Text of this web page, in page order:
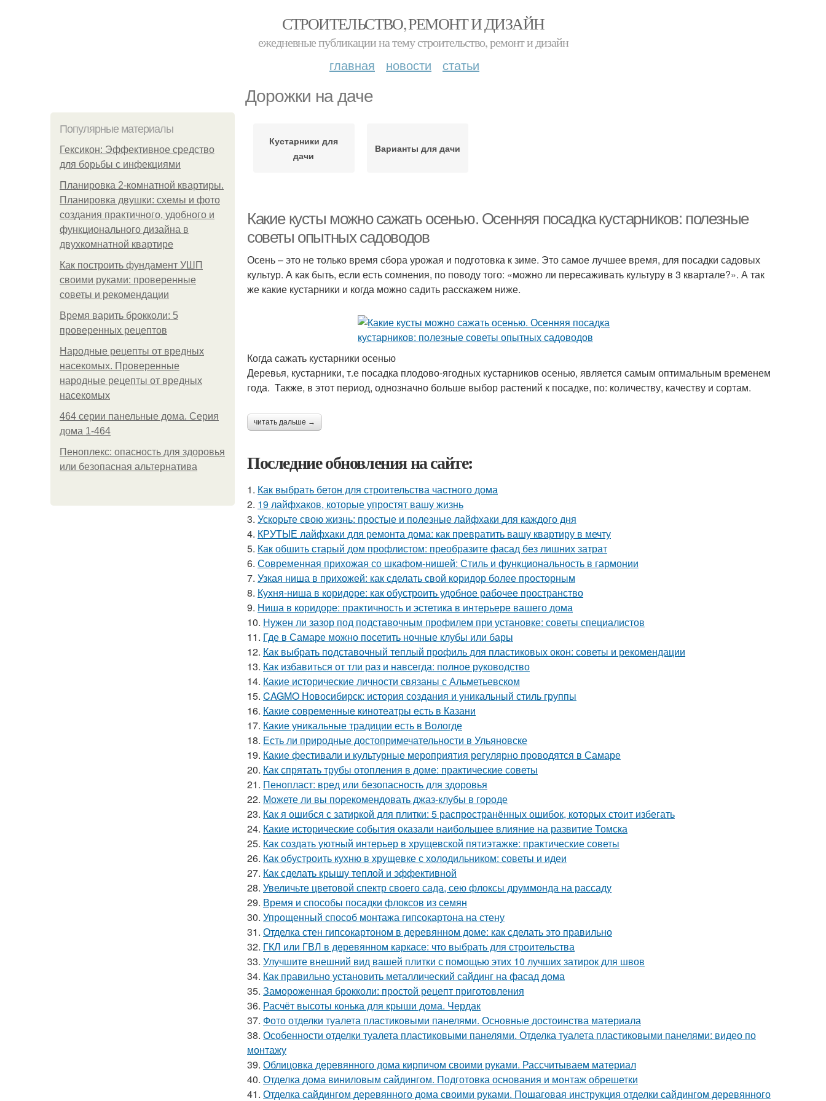
СТРОИТЕЛЬСТВО, РЕМОНТ И ДИЗАЙН
ежедневные публикации на тему строительство, ремонт и дизайн
главная новости статьи
Дорожки на даче
Популярные материалы
Гексикон: Эффективное средство
для борьбы с инфекциями
Планировка 2-комнатной квартиры.
Планировка двушки: схемы и фото
создания практичного, удобного и
функционального дизайна в
двухкомнатной квартире
Как построить фундамент УШП
своими руками: проверенные
советы и рекомендации
Время варить брокколи: 5
проверенных рецептов
Народные рецепты от вредных
насекомых. Проверенные
народные рецепты от вредных
насекомых
464 серии панельные дома. Серия
дома 1-464
Пеноплекс: опасность для здоровья
или безопасная альтернатива
Кустарники для
дачи
Варианты для дачи
Какие кусты можно сажать осенью. Осенняя посадка кустарников: полезные
советы опытных садоводов
Осень – это не только время сбора урожая и подготовка к зиме. Это самое лучшее время, для посадки садовых
культур. А как быть, если есть сомнения, по поводу того: «можно ли пересаживать культуру в 3 квартале?». А так
же какие кустарники и когда можно садить расскажем ниже.
Когда сажать кустарники осенью
Деревья, кустарники, т.е посадка плодово-ягодных кустарников осенью, является самым оптимальным временем
года. Также, в этот период, однозначно больше выбор растений к посадке, по: количеству, качеству и сортам.
читать дальше →
Последние обновления на сайте:
1. Как выбрать бетон для строительства частного дома
2. 19 лайфхаков, которые упростят вашу жизнь
3. Ускорьте свою жизнь: простые и полезные лайфхаки для каждого дня
4. КРУТЫЕ лайфхаки для ремонта дома: как превратить вашу квартиру в мечту
5. Как обшить старый дом профлистом: преобразите фасад без лишних затрат
6. Современная прихожая со шкафом-нишей: Стиль и функциональность в гармонии
7. Узкая ниша в прихожей: как сделать свой коридор более просторным
8. Кухня-ниша в коридоре: как обустроить удобное рабочее пространство
9. Ниша в коридоре: практичность и эстетика в интерьере вашего дома
10. Нужен ли зазор под подставочным профилем при установке: советы специалистов
11. Где в Самаре можно посетить ночные клубы или бары
12. Как выбрать подставочный теплый профиль для пластиковых окон: советы и рекомендации
13. Как избавиться от тли раз и навсегда: полное руководство
14. Какие исторические личности связаны с Альметьевском
15. CAGMO Новосибирск: история создания и уникальный стиль группы
16. Какие современные кинотеатры есть в Казани
17. Какие уникальные традиции есть в Вологде
18. Есть ли природные достопримечательности в Ульяновске
19. Какие фестивали и культурные мероприятия регулярно проводятся в Самаре
20. Как спрятать трубы отопления в доме: практические советы
21. Пенопласт: вред или безопасность для здоровья
22. Можете ли вы порекомендовать джаз-клубы в городе
23. Как я ошибся с затиркой для плитки: 5 распространённых ошибок, которых стоит избегать
24. Какие исторические события оказали наибольшее влияние на развитие Томска
25. Как создать уютный интерьер в хрущевской пятиэтажке: практические советы
26. Как обустроить кухню в хрущевке с холодильником: советы и идеи
27. Как сделать крышу теплой и эффективной
28. Увеличьте цветовой спектр своего сада, сею флоксы друммонда на рассаду
29. Время и способы посадки флоксов из семян
30. Упрощенный способ монтажа гипсокартона на стену
31. Отделка стен гипсокартоном в деревянном доме: как сделать это правильно
32. ГКЛ или ГВЛ в деревянном каркасе: что выбрать для строительства
33. Улучшите внешний вид вашей плитки с помощью этих 10 лучших затирок для швов
34. Как правильно установить металлический сайдинг на фасад дома
35. Замороженная брокколи: простой рецепт приготовления
36. Расчёт высоты конька для крыши дома. Чердак
37. Фото отделки туалета пластиковыми панелями. Основные достоинства материала
38. Особенности отделки туалета пластиковыми панелями. Отделка туалета пластиковыми панелями: видео по
монтажу
39. Облицовка деревянного дома кирпичом своими руками. Рассчитываем материал
40. Отделка дома виниловым сайдингом. Подготовка основания и монтаж обрешетки
41. Отделка сайдингом деревянного дома своими руками. Пошаговая инструкция отделки сайдингом деревянного